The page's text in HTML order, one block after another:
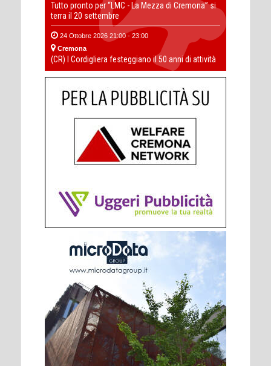
Tutto pronto per “LMC - La Mezza di Cremona” si
terra il 20 settembre
24 Ottobre 2026 21:00 - 23:00
Cremona
(CR) I Cordigliera festeggiano il 50 anni di attività